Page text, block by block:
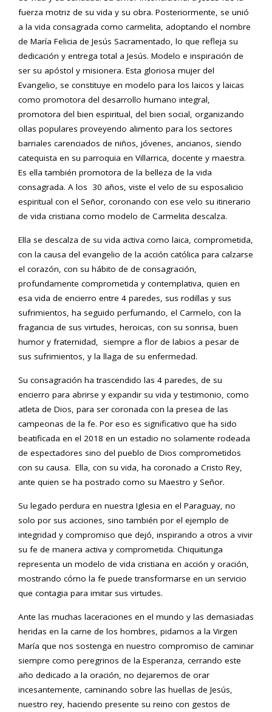
fuerza motriz de su vida y su obra. Posteriormente, se unió
a la vida consagrada como carmelita, adoptando el nombre
de María Felicia de Jesús Sacramentado, lo que refleja su
dedicación y entrega total a Jesús. Modelo e inspiración de
ser su apóstol y misionera. Esta gloriosa mujer del
Evangelio, se constituye en modelo para los laicos y laicas
como promotora del desarrollo humano integral,
promotora del bien espiritual, del bien social, organizando
ollas populares proveyendo alimento para los sectores
barriales carenciados de niños, jóvenes, ancianos, siendo
catequista en su parroquia en Villarrica, docente y maestra.
Es ella también promotora de la belleza de la vida
consagrada. A los 30 años, viste el velo de su esposalicio
espiritual con el Señor, coronando con ese velo su itinerario
de vida cristiana como modelo de Carmelita descalza.
Ella se descalza de su vida activa como laica, comprometida,
con la causa del evangelio de la acción católica para calzarse
el corazón, con su hábito de de consagración,
profundamente comprometida y contemplativa, quien en
esa vida de encierro entre 4 paredes, sus rodillas y sus
sufrimientos, ha seguido perfumando, el Carmelo, con la
fragancia de sus virtudes, heroicas, con su sonrisa, buen
humor y fraternidad, siempre a flor de labios a pesar de
sus sufrimientos, y la llaga de su enfermedad.
Su consagración ha trascendido las 4 paredes, de su
encierro para abrirse y expandir su vida y testimonio, como
atleta de Dios, para ser coronada con la presea de las
campeonas de la fe. Por eso es significativo que ha sido
beatificada en el 2018 en un estadio no solamente rodeada
de espectadores sino del pueblo de Dios comprometidos
con su causa. Ella, con su vida, ha coronado a Cristo Rey,
ante quien se ha postrado como su Maestro y Señor.
Su legado perdura en nuestra Iglesia en el Paraguay, no
solo por sus acciones, sino también por el ejemplo de
integridad y compromiso que dejó, inspirando a otros a vivir
su fe de manera activa y comprometida. Chiquitunga
representa un modelo de vida cristiana en acción y oración,
mostrando cómo la fe puede transformarse en un servicio
que contagia para imitar sus virtudes.
Ante las muchas laceraciones en el mundo y las demasiadas
heridas en la carne de los hombres, pidamos a la Virgen
María que nos sostenga en nuestro compromiso de caminar
siempre como peregrinos de la Esperanza, cerrando este
año dedicado a la oración, no dejaremos de orar
incesantemente, caminando sobre las huellas de Jesús,
nuestro rey, haciendo presente su reino con gestos de